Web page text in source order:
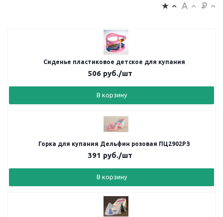
Сиденье пластиковое детское для купания
506руб./шт
В корзину
Горка для купания Дельфин розовая ПЦ2902РЗ
391 руб./шт
В корзину